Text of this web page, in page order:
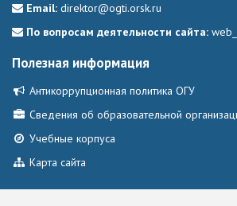
Email: direktor@ogti.orsk.ru
По вопросам деятельности сайта:
Полезная информация
Антикоррупционная политика ОГУ
Сведения об образовательной
Учебные корпуса
Карта сайта